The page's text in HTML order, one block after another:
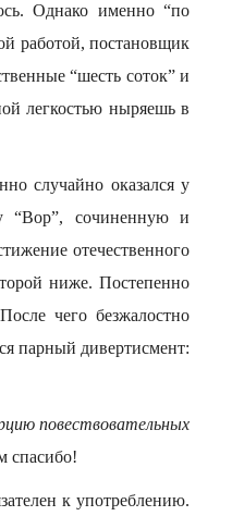
Однако именно “по
работой, постановщик
“шесть соток” и
легкостью ныряешь в
случайно оказался у
“Вор”, сочиненную и
отечественного
ниже. Постепенно
чего безжалостно
парный дивертисмент:
повествовательных
спасибо!
к употреблению.